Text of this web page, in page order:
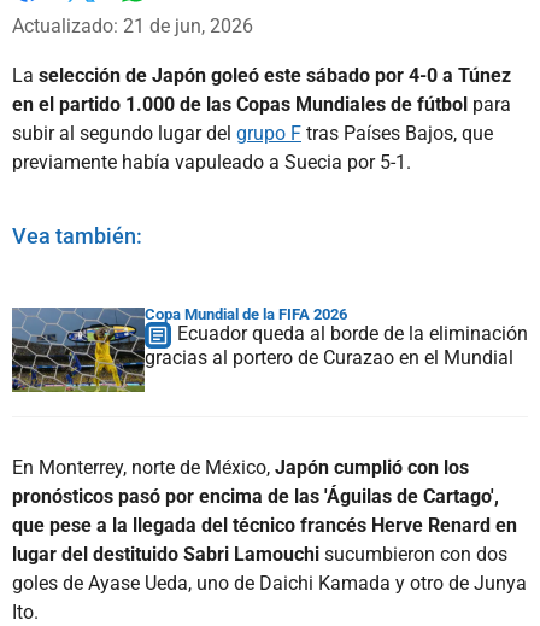
Facebook
X Whatsapp
Actualizado: 21 de jun, 2026
La selección de Japón goleó este sábado por 4-0 a Túnez
en el partido 1.000 de las Copas Mundiales de fútbol para
subir al segundo lugar del grupo F tras Países Bajos, que
previamente había vapuleado a Suecia por 5-1.
Vea también:
Copa Mundial de la FIFA 2026
Ecuador queda al borde de la eliminación
gracias al portero de Curazao en el Mundial
En Monterrey, norte de México, Japón cumplió con los
pronósticos pasó por encima de las 'Águilas de Cartago',
que pese a la llegada del técnico francés Herve Renard en
lugar del destituido Sabri Lamouchi sucumbieron con dos
goles de Ayase Ueda, uno de Daichi Kamada y otro de Junya
Ito.